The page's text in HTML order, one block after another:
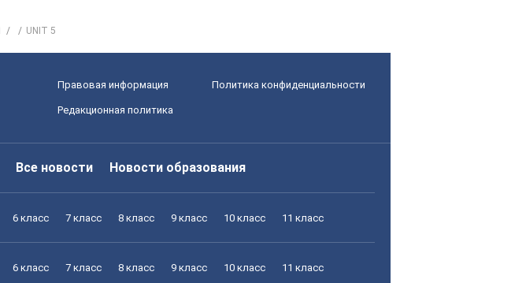
UNIT 5
Правовая информация Политика конфиденциальности
Редакционная политика
Все новости Новости образования
6 класс 7 класс 8 класс 9 класс 10 класс 11 класс
6 класс 7 класс 8 класс 9 класс 10 класс 11 класс